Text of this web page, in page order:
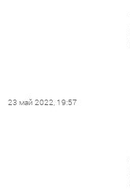
23 май 2022, 19:57